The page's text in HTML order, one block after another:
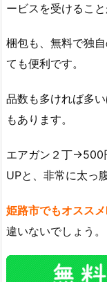
ービスを受けるこ
梱包も、無料で独
ても便利です。
品数も多ければ多
もあります。
エアガン２丁
UPと、非常に太っ
姫路市でもオスス
違いないでしょう。